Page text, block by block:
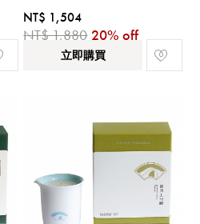
NT$ 1,504
NT$ 1,880 20% off
立即購買